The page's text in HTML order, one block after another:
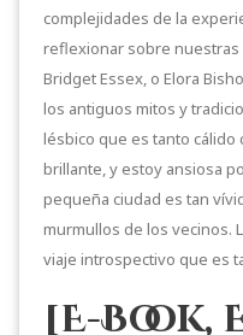
complejidades de la
reflexionar sobre
Bridget Essex, o Elora
los antiguos mitos y
lésbico que es tanto cálido
brillante, y estoy ansiosa
pequeña ciudad es tan
murmullos de los vecinos.
viaje introspectivo que es
[E-Book,